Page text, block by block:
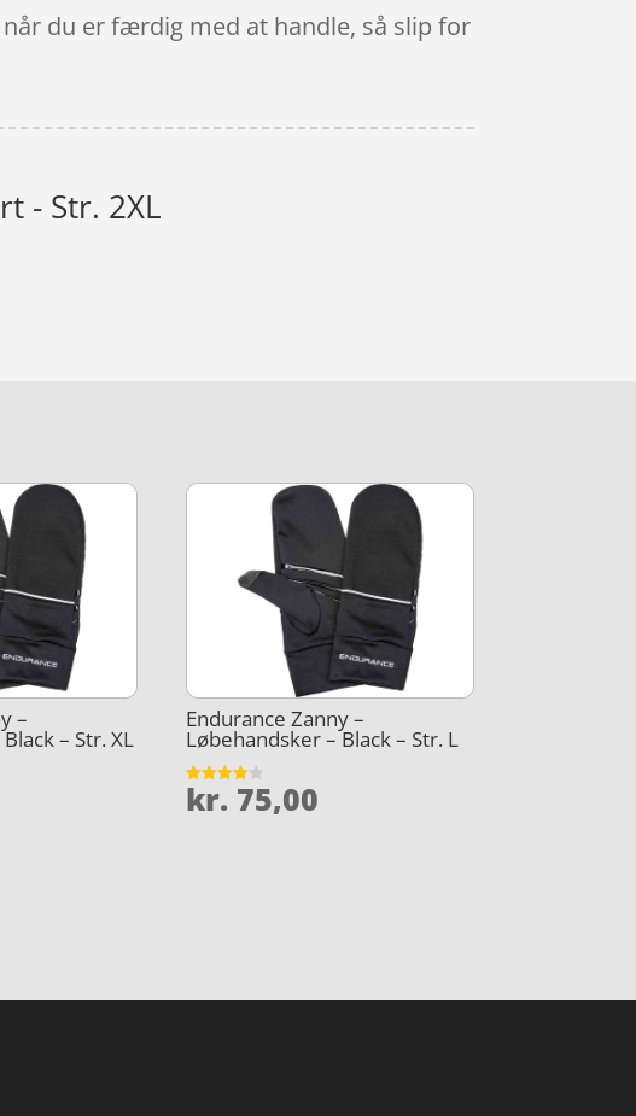
du er færdig med at handle, så slip for
- Str. 2XL
–
– Str. XL
Endurance Zanny –
Løbehandsker – Black – Str. L
Vurderet
4.1
kr. 75,00